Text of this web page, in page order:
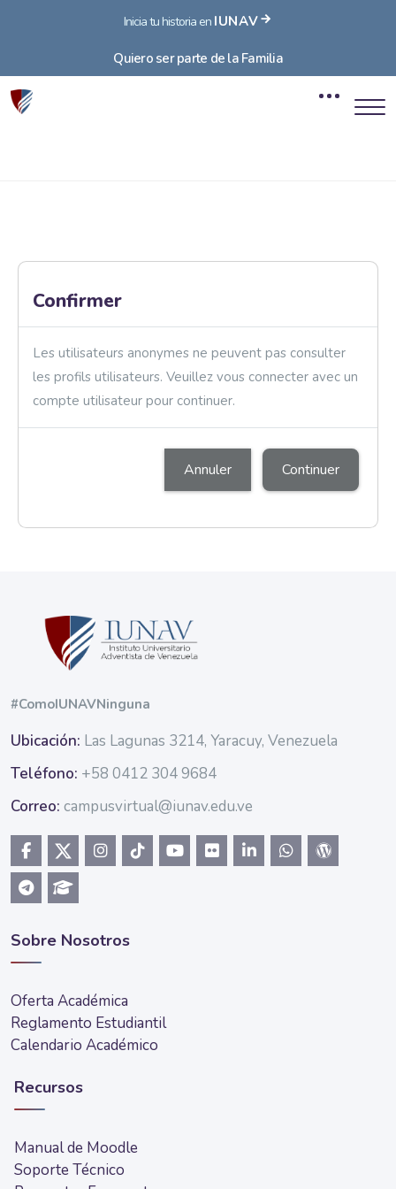
Inicia tu historia en IUNAV
Quiero ser parte de la Familia
Confirmer
Les utilisateurs anonymes ne peuvent pas consulter
les profils utilisateurs. Veuillez vous connecter avec un
compte utilisateur pour continuer.
Annuler Continuer
#ComoIUNAVNinguna
Ubicación: Las Lagunas 3214, Yaracuy, Venezuela
Teléfono: +58 0412 304 9684
Correo: campusvirtual@iunav.edu.ve
Sobre Nosotros
Oferta Académica
Reglamento Estudiantil
Calendario Académico
Recursos
Manual de Moodle
Soporte Técnico